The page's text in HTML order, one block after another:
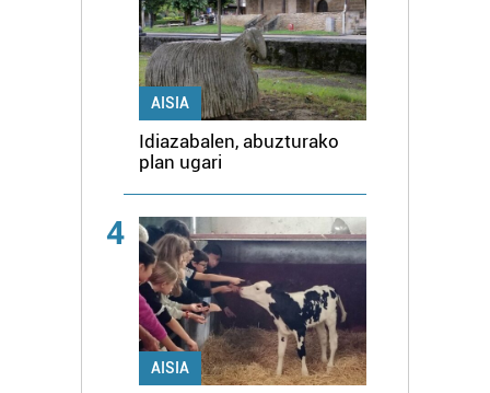
AISIA
Idiazabalen, abuzturako
plan ugari
4
AISIA